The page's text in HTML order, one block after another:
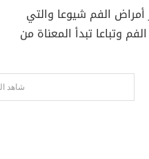
أمراض الفم شيوعا والتي
وتباعا تبدأ المعناة من
شاهد